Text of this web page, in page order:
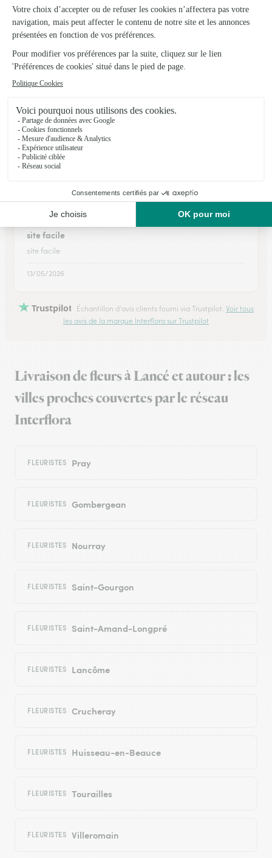
★ ★ ★ ★ ★
Grand choix de bouquets et commande…
16/02/2026
★ ★ ★ ★ ★
Rapide et efficace
Rapide et efficace
★ ★ ★
site facile
site facile
13/05/2026
Trustpilot Échantillon d'avis clients fourni via Trustpilot. Voir tous
les avis de la marque Interflora sur Trustpilot
Livraison de fleurs à Lancé et autour : les
villes proches couvertes par le réseau
Interflora
FLEURISTES Pray
FLEURISTES Gombergean
FLEURISTES Nourray
FLEURISTES Saint-Gourgon
FLEURISTES Saint-Amand-Longpré
FLEURISTES Lancôme
FLEURISTES Crucheray
FLEURISTES Huisseau-en-Beauce
FLEURISTES Tourailles
FLEURISTES Villeromain